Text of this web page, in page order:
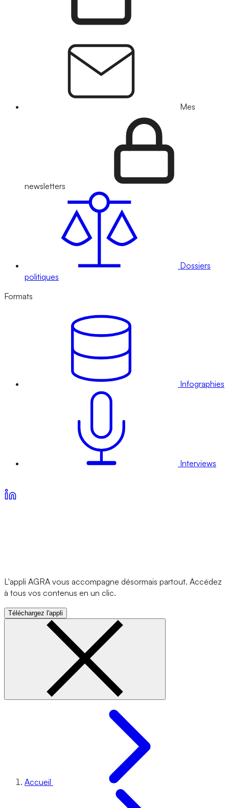
Mes
newsletters
Dossiers
politiques
Formats
Infographies
Interviews
L'appli AGRA vous accompagne désormais partout. Accédez
à tous vos contenus en un clic.
Téléchargez l'appli
Accueil